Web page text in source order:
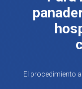
El procedimiento